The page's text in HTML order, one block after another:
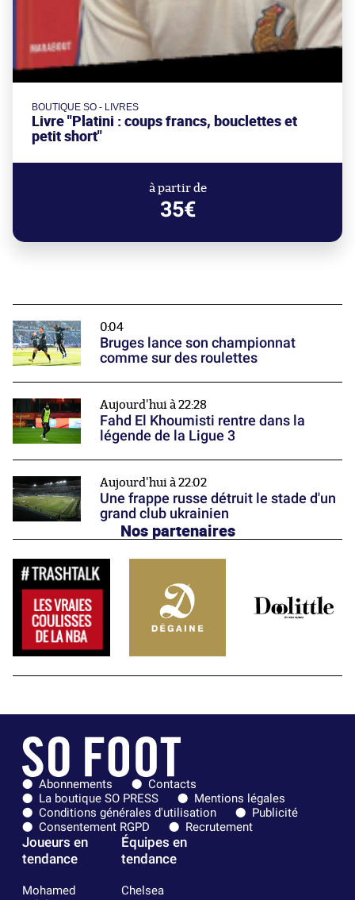
BOUTIQUE SO - LIVRES
Livre "Platini : coups francs, bouclettes et
petit short"
à partir de
35€
0:04
Bruges lance son championnat
comme sur des roulettes
Aujourd'hui à 22:28
Fahd El Khoumisti rentre dans la
légende de la Ligue 3
Aujourd'hui à 22:02
Une frappe russe détruit le stade d'un
grand club ukrainien
Nos partenaires
Abonnements
Contacts
La boutique SO PRESS
Mentions légales
Conditions générales d'utilisation
Publicité
Consentement RGPD
Recrutement
Joueurs en
tendance
Mohamed
Équipes en
tendance
Chelsea